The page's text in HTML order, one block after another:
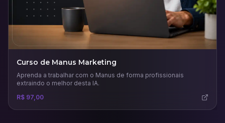
Curso de Manus Marketing
Aprenda a trabalhar com o Manus de forma profissionais
extraindo o melhor desta IA.
R$ 97,00